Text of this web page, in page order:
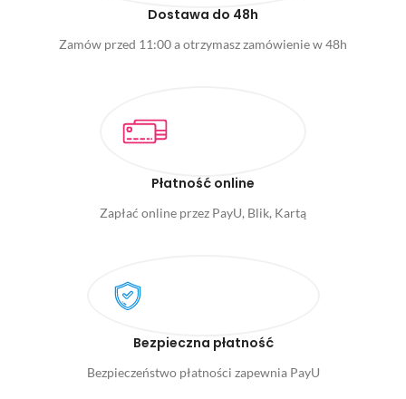
Dostawa do 48h
Zamów przed 11:00 a otrzymasz zamówienie w 48h
Płatność online
Zapłać online przez PayU, Blik, Kartą
Bezpieczna płatność
Bezpieczeństwo płatności zapewnia PayU